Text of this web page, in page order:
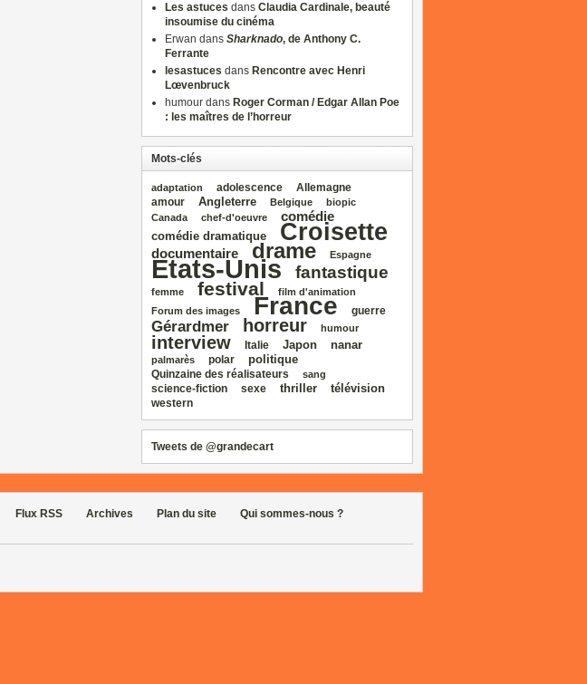
Les astuces dans Claudia Cardinale, beauté
insoumise du cinéma
Erwan dans Sharknado, de Anthony C.
Ferrante
lesastuces dans Rencontre avec Henri
Lœvenbruck
humour dans Roger Corman / Edgar Allan Poe
: les maîtres de l’horreur
Mots-clés
adaptation adolescence Allemagne
amour Angleterre Belgique
biopic
Canada
chef‑d'oeuvre comédie
comédie dramatique Croisette
documentaire drame Espagne
Etats‑Unis fantastique
femme festival
film d'animation
Forum des images
France guerre
Gérardmer horreur humour
interview Italie Japon nanar
palmarès polar politique
Quinzaine des réalisateurs sang
science‑fiction sexe thriller télévision
western
Tweets de @grandecart
Flux RSS Archives Plan du site Qui sommes-nous ?